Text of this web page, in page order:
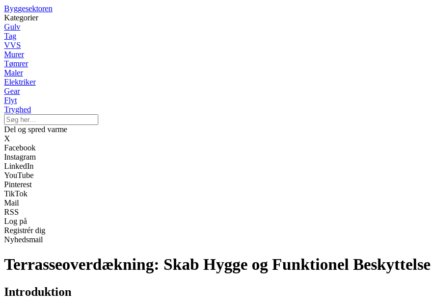
Byggesektoren
Kategorier
Gulv
Tag
VVS
Murer
Tømrer
Maler
Elektriker
Gear
Flyt
Tryghed
Del og spred varme
X
Facebook
Instagram
LinkedIn
YouTube
Pinterest
TikTok
Mail
RSS
Log på
Registrér dig
Nyhedsmail
Terrasseoverdækning: Skab Hygge og Funktionel Beskyttelse
Introduktion